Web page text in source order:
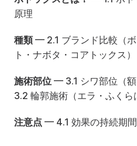
原理
種類 — 2.1 ブランド比較（
ト・ナボタ・コアトックス）
施術部位 — 3.1 シワ部位（
3.2 輪郭施術（エラ・ふくら
注意点 — 4.1 効果の持続期間